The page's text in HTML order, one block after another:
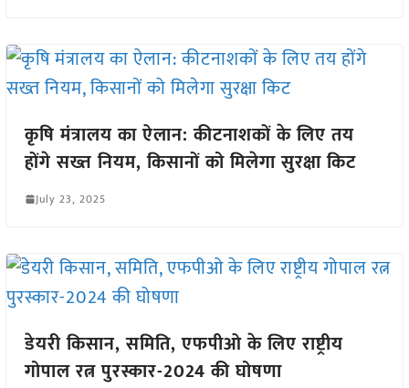
कृषि मंत्रालय का ऐलान: कीटनाशकों के लिए तय
होंगे सख्त नियम, किसानों को मिलेगा सुरक्षा किट
July 23, 2025
डेयरी किसान, समिति, एफपीओ के लिए राष्ट्रीय
गोपाल रत्न पुरस्कार-2024 की घोषणा